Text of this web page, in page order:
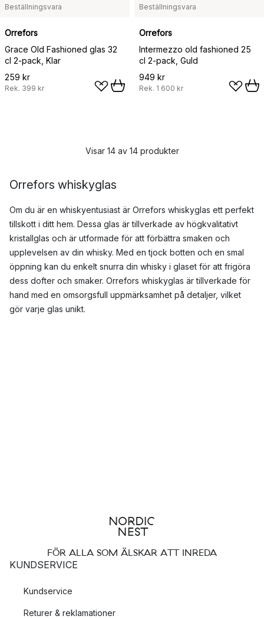
Beställningsvara
Orrefors
Grace Old Fashioned glas 32
cl 2-pack, Klar
259 kr
Rek. 399 kr
Beställningsvara
Orrefors
Intermezzo old fashioned 25
cl 2-pack, Guld
949 kr
Rek. 1 600 kr
Visar 14 av 14 produkter
Orrefors whiskyglas
Om du är en whiskyentusiast är Orrefors whiskyglas ett perfekt
tillskott i ditt hem. Dessa glas är tillverkade av högkvalitativt
kristallglas och är utformade för att förbättra smaken och
upplevelsen av din whisky. Med en tjock botten och en smal
öppning kan du enkelt snurra din whisky i glaset för att frigöra
dess dofter och smaker. Orrefors whiskyglas är tillverkade för
hand med en omsorgsfull uppmärksamhet på detaljer, vilket
gör varje glas unikt.
FÖR ALLA SOM ÄLSKAR ATT INREDA
KUNDSERVICE
Kundservice
Returer & reklamationer